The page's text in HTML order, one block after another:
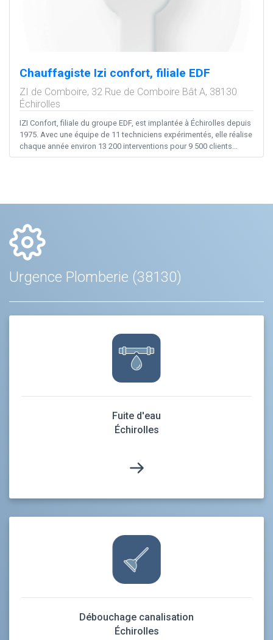
Chauffagiste Izi confort, filiale EDF
ZI de Comboire, 32 Rue de Comboire Bât A, 38130
Échirolles
IZI Confort, filiale du groupe EDF, est implantée à Échirolles depuis
1975. Avec une équipe de 11 techniciens expérimentés, elle réalise
chaque année environ 13 200 interventions pour 9 500 clients...
Urgence Plomberie (38130)
Fuite d'eau
Échirolles
Débouchage canalisation
Échirolles